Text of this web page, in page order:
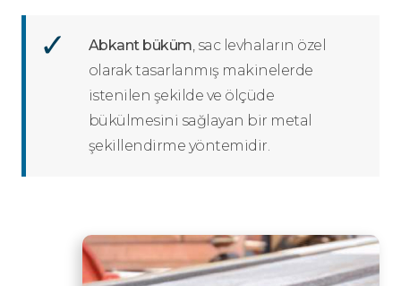
Abkant büküm, sac levhaların özel
olarak tasarlanmış makinelerde
istenilen şekilde ve ölçüde
bükülmesini sağlayan bir metal
şekillendirme yöntemidir.